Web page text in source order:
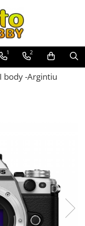
1 2
body -Argintiu